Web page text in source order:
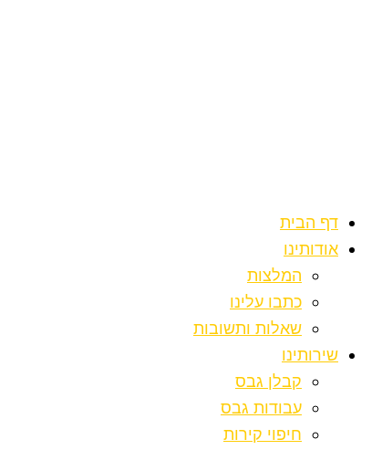
דף הבית
אודותינו
המלצות
כתבו עלינו
שאלות ותשובות
שירותינו
קבלן גבס
עבודות גבס
חיפוי קירות